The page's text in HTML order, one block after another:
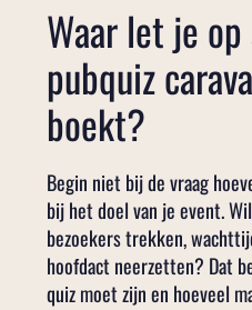
Waar let je
pubquiz
boekt?
Begin niet bij de vraag
bij het doel van je event.
bezoekers trekken,
hoofdact neerzetten? Dat
quiz moet zijn en hoeveel